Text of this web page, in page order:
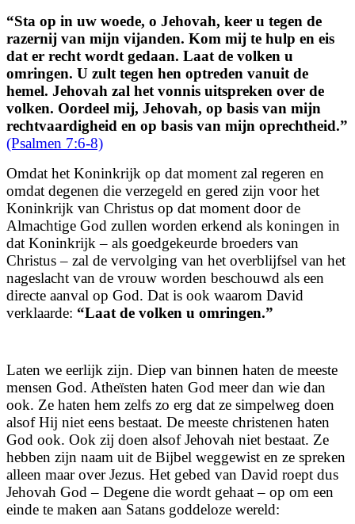
“Sta op in uw woede, o Jehovah, keer u tegen de
razernij van mijn vijanden. Kom mij te hulp en eis
dat er recht wordt gedaan. Laat de volken u
omringen. U zult tegen hen optreden vanuit de
hemel. Jehovah zal het vonnis uitspreken over de
volken. Oordeel mij, Jehovah, op basis van mijn
rechtvaardigheid en op basis van mijn oprechtheid.”
(Psalmen 7:6-8)
Omdat het Koninkrijk op dat moment zal regeren en
omdat degenen die verzegeld en gered zijn voor het
Koninkrijk van Christus op dat moment door de
Almachtige God zullen worden erkend als koningen in
dat Koninkrijk – als goedgekeurde broeders van
Christus – zal de vervolging van het overblijfsel van het
nageslacht van de vrouw worden beschouwd als een
directe aanval op God. Dat is ook waarom David
verklaarde: “Laat de volken u omringen.”
Laten we eerlijk zijn. Diep van binnen haten de meeste
mensen God. Atheïsten haten God meer dan wie dan
ook. Ze haten hem zelfs zo erg dat ze simpelweg doen
alsof Hij niet eens bestaat. De meeste christenen haten
God ook. Ook zij doen alsof Jehovah niet bestaat. Ze
hebben zijn naam uit de Bijbel weggewist en ze spreken
alleen maar over Jezus. Het gebed van David roept dus
Jehovah God – Degene die wordt gehaat – op om een
einde te maken aan Satans goddeloze wereld: